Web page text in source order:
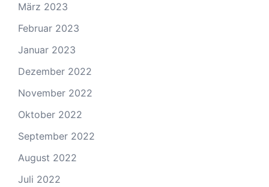
März 2023
Februar 2023
Januar 2023
Dezember 2022
November 2022
Oktober 2022
September 2022
August 2022
Juli 2022